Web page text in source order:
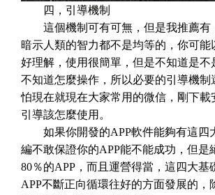
四，引導機制
這個機制可有可無，但是我推薦有
暗示人類的智力都不是均等的，你可能
好理解，使用很簡單，但是不知道是不
不知道怎麼操作，所以必要的引導機制
怕現在就現在大家常用的微信，剛下載
引導該怎麼使用。
如果你開發的APP軟件能夠有這四
編不敢保證你的APP能不能成功，但是
80％的APP，而且運營得當，這四大基
APP不斷正向循環往好的方面發展的，